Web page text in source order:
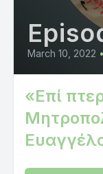
March 10, 2022 •
«Επί